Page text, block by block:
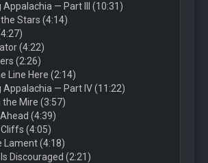
Appalachia — Part III (10:31)
Stars (4:14)
(4:22)
(2:26)
Line Here (2:14)
Appalachia — Part IV (11:22)
Mire (3:57)
(4:39)
(4:05)
Lament (4:18)
Discouraged (2:21)